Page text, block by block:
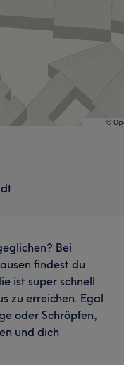
Bei
findest du
ist super schnell
zu erreichen. Egal
oder Schröpfen,
und dich